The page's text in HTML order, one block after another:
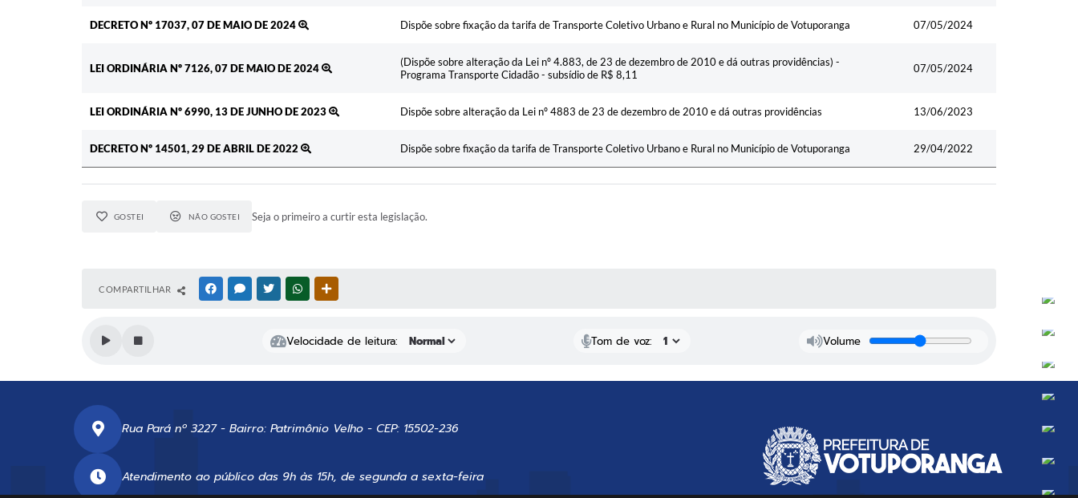
DECRETO Nº 17037, 07 DE MAIO DE 2024 Dispõe sobre fixação da tarifa de Transporte Coletivo Urbano e Rural no Município de Votuporanga 07/05/2024
LEI ORDINÁRIA Nº 7126, 07 DE MAIO DE 2024
(Dispõe sobre alteração da Lei nº 4.883, de 23 de dezembro de 2010 e dá outras providências) -
Programa Transporte Cidadão - subsídio de R$ 8,11
07/05/2024
LEI ORDINÁRIA Nº 6990, 13 DE JUNHO DE 2023 Dispõe sobre alteração da Lei nº 4883 de 23 de dezembro de 2010 e dá outras providências 13/06/2023
DECRETO Nº 14501, 29 DE ABRIL DE 2022 Dispõe sobre fixação da tarifa de Transporte Coletivo Urbano e Rural no Município de Votuporanga 29/04/2022
GOSTEI NÃO GOSTEI Seja o primeiro a curtir esta legislação.
COMPARTILHAR FACEBOOKMESSENGER
TWITTERWHATSAPP
Velocidade de leitura: Tom de voz: Volume
Rua Pará nº 3227 - Bairro: Patrimônio Velho - CEP: 15502-236
Atendimento ao público das 9h às 15h, de segunda a sexta-feira